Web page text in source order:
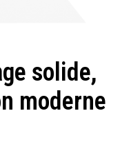
solide,
moderne